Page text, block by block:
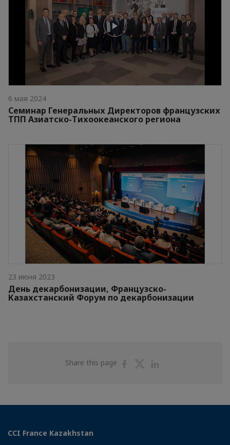
6 мая 2024
Семинар Генеральных Директоров французских
ТПП Азиатско-Тихоокеанского региона
23 июня 2023
День декарбонизации, Французско-
Казахстанский Форум по декарбонизации
Share this page
ShareShare
CCI France Kazakhstan